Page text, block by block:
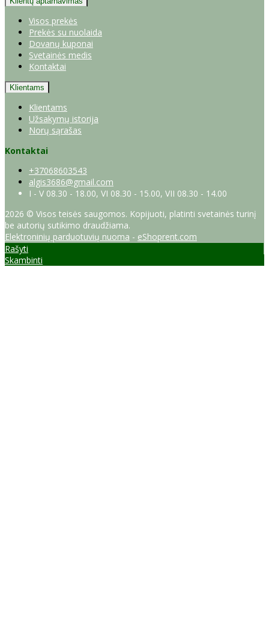
Visos prekės
Prekės su nuolaida
Dovanų kuponai
Svetainės medis
Kontaktai
Klientams
Klientams
Užsakymų istorija
Norų sąrašas
Kontaktai
+37068603543
algis3686@gmail.com
I - V 08.30 - 18.00, VI 08.30 - 15.00, VII 08.30 - 14.00
2026 © Visos teisės saugomos. Kopijuoti, platinti svetainės turinį
be autorių sutikimo draudžiama.
Elektroninių parduotuvių nuoma - eShoprent.com
Rašyti
Skambinti